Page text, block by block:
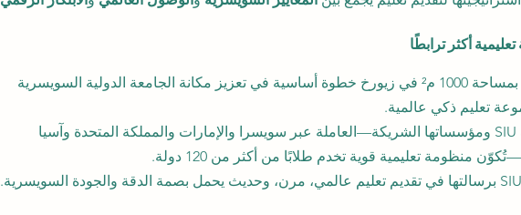
أكثر ترابطًا
يمثل افتتاح الحرم الحديث بمساحة 1000 م² في زيورخ خطوة أساسية في تعزيز مكانة الجامعة الدولية السويسرية
تعليم ذكي عالمية.
إن القوة المشتركة لشبكة SIU ومؤسساتها الشريكة—العاملة عبر سويسرا والإمارات والمملكة المتحدة وآسيا
منظومة تعليمية قوية تخدم طلابًا من أكثر من 120 دولة.